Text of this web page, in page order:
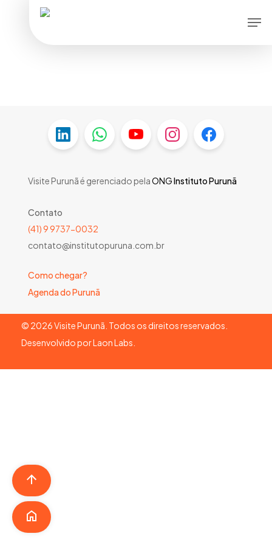
Visite Purunã é gerenciado pelaONGInstituto Purunã
Contato
(41) 9 9737-0032
contato@institutopuruna.com.br
Como chegar?
Agenda do Purunã
© 2026Visite Purunã. Todos os direitos reservados.
Desenvolvido porLaon Labs